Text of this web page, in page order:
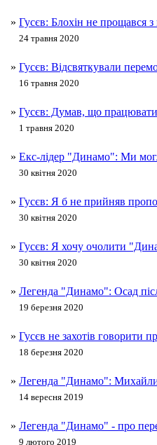
» Гусєв: Блохін не прощався з
24 травня 2020
» Гусєв: Відсвяткували
16 травня 2020
» Гусєв: Думав, що
1 травня 2020
» Екс-лідер "Динамо": Ми
30 квітня 2020
» Гусєв: Я б не прийняв
30 квітня 2020
» Гусєв: Я хочу очолити
30 квітня 2020
» Легенда "Динамо": Осад
19 березня 2020
» Гусєв не захотів говорити
18 березня 2020
» Легенда "Динамо":
14 вересня 2019
» Легенда "Динамо" - про
9 лютого 2019